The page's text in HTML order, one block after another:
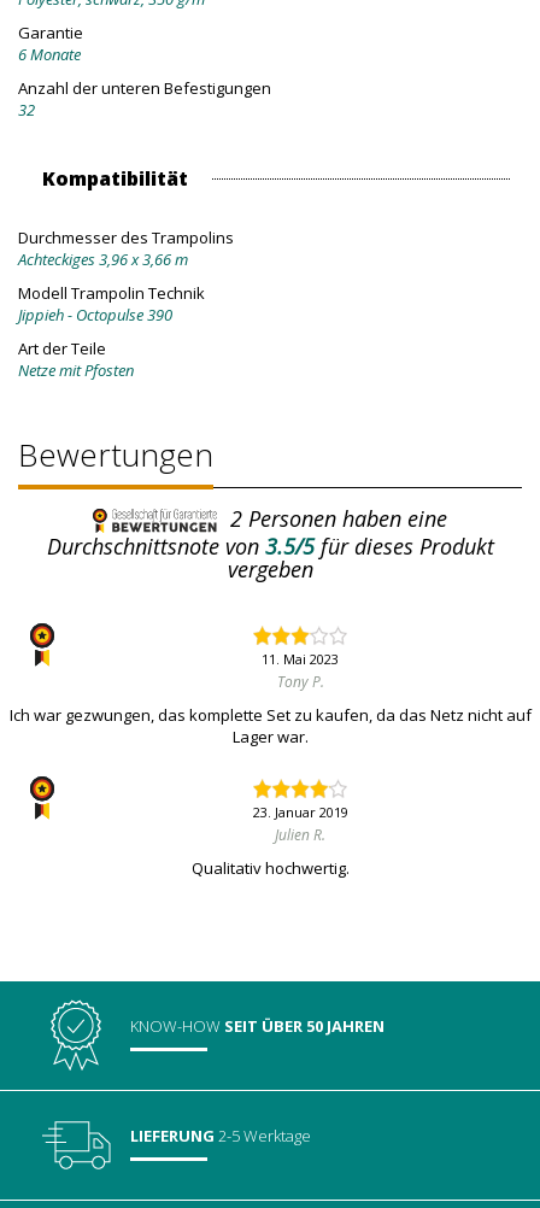
Garantie
6 Monate
Anzahl der unteren Befestigungen
32
Kompatibilität
Durchmesser des Trampolins
Achteckiges 3,96 x 3,66 m
Modell Trampolin Technik
Jippieh - Octopulse 390
Art der Teile
Netze mit Pfosten
Bewertungen
2 Personen haben eine
Durchschnittsnote von3.5/5für dieses Produkt
vergeben
11. Mai 2023
Tony P.
Ich war gezwungen, das komplette Set zu kaufen, da das Netz nicht auf
Lager war.
23. Januar 2019
Julien R.
Qualitativ hochwertig.
KNOW-HOW SEIT ÜBER 50 JAHREN
LIEFERUNG 2-5 Werktage